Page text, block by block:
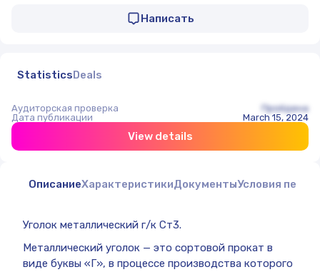
Написать
StatisticsDeals
Аудиторская проверка
Пройдена
Дата публикации
March 15, 2024
View details
ОписаниеХарактеристикиДокументыУсловия
Уголок металлический г/к Ст3.
Металлический уголок — это сортовой прокат в
виде буквы «Г», в процессе производства которого